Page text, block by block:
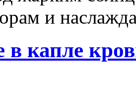
и
в капле